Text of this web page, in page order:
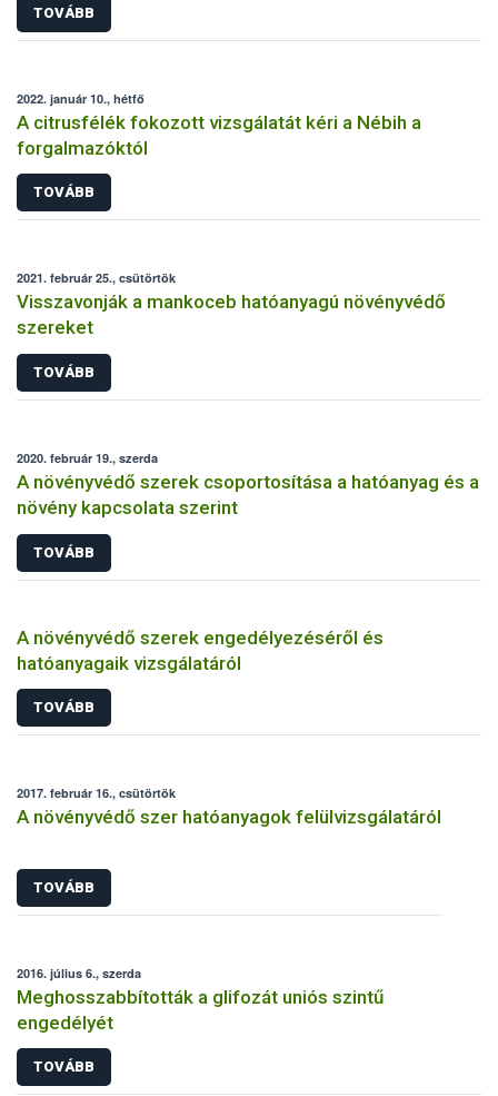
TOVÁBB
2022. január 10., hétfő
A citrusfélék fokozott vizsgálatát kéri a Nébih a
forgalmazóktól
TOVÁBB
2021. február 25., csütörtök
Visszavonják a mankoceb hatóanyagú növényvédő
szereket
TOVÁBB
2020. február 19., szerda
A növényvédő szerek csoportosítása a hatóanyag és a
növény kapcsolata szerint
TOVÁBB
A növényvédő szerek engedélyezéséről és
hatóanyagaik vizsgálatáról
TOVÁBB
2017. február 16., csütörtök
A növényvédő szer hatóanyagok felülvizsgálatáról
TOVÁBB
2016. július 6., szerda
Meghosszabbították a glifozát uniós szintű
engedélyét
TOVÁBB